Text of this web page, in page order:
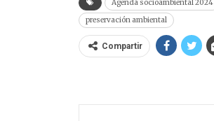
Agenda socioambiental 2024
preservación ambiental
Compartir